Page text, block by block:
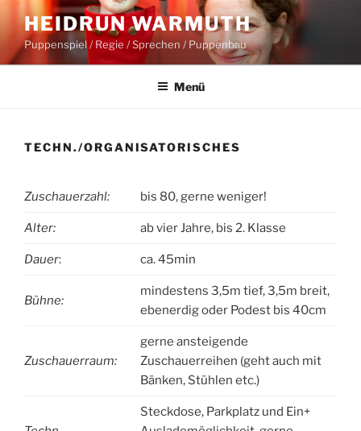
Zum
Inhalt
springen
HEIDRUN WARMUTH
Puppenspiel / Regie / Sprechen / Puppenbau
Menü
TECHN./ORGANISATORISCHES
Zuschauerzahl: bis 80, gerne weniger!
Alter: ab vier Jahre, bis 2. Klasse
Dauer: ca. 45min
Bühne:
mindestens 3,5m tief, 3,5m breit,
ebenerdig oder Podest bis 40cm
Zuschauerraum:
gerne ansteigende
Zuschauerreihen (geht auch mit
Bänken, Stühlen etc.)
Steckdose, Parkplatz und Ein+